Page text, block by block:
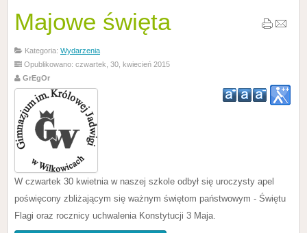
Majowe święta
Kategoria: Wydarzenia
Opublikowano: czwartek, 30, kwiecień 2015
GrEgOr
W czwartek 30 kwietnia w naszej szkole odbył się uroczysty apel
poświęcony zbliżającym się ważnym świętom państwowym - Świętu
Flagi oraz rocznicy uchwalenia Konstytucji 3 Maja.